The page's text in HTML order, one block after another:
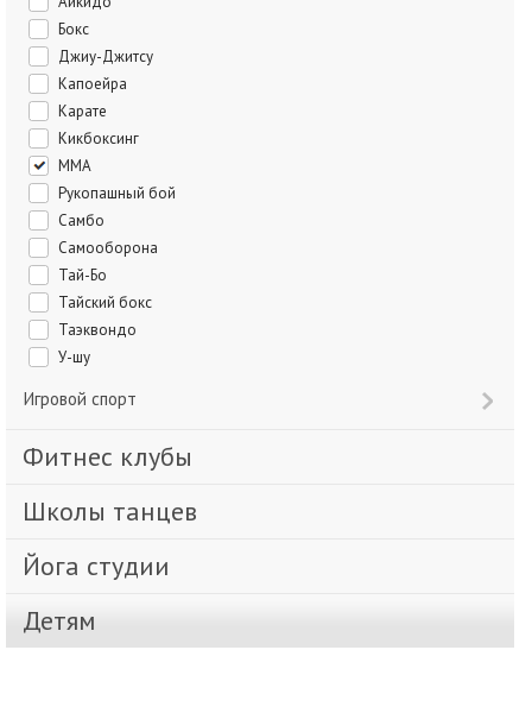
Бокс
Джиу-Джитсу
Капоейра
Карате
Кикбоксинг
ММА
Рукопашный бой
Самбо
Самооборона
Тай-Бо
Тайский бокс
Таэквондо
У-шу
Игровой спорт
Фитнес клубы
Школы танцев
Йога студии
Детям